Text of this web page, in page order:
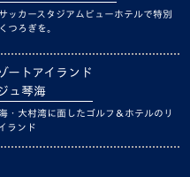
ッカースタジアムビューホテルで特別
つろぎを。
ートアイランド
ュ琴海
・大村湾に面したゴルフ＆ホテルのリ
ランド